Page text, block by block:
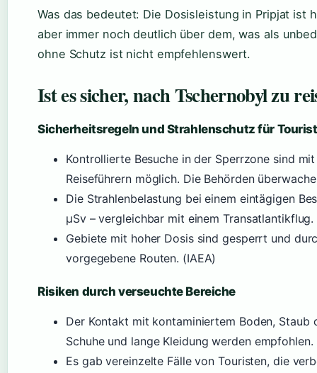
Was das bedeutet: Die Dosisleistung in Pripjat ist
aber immer noch deutlich über dem, was als
ohne Schutz ist nicht empfehlenswert.
Ist es sicher, nach Tschernobyl zu
Sicherheitsregeln und Strahlenschutz für
Kontrollierte Besuche in der Sperrzone sind
Reiseführern möglich. Die Behörden
Die Strahlenbelastung bei einem eintägigen
µSv – vergleichbar mit einem Transatlantikflug.
Gebiete mit hoher Dosis sind gesperrt und
vorgegebene Routen. (IAEA)
Risiken durch verseuchte Bereiche
Der Kontakt mit kontaminiertem Boden, Staub
Schuhe und lange Kleidung werden empfohlen.
Es gab vereinzelte Fälle von Touristen, die